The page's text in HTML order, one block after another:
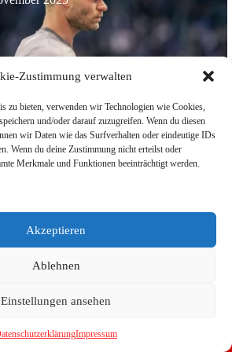
Zustimmung verwalten
zu bieten, verwenden wir Technologien wie Cookies,
und/oder darauf zuzugreifen. Wenn du diesen
wir Daten wie das Surfverhalten oder eindeutige IDs
Wenn du deine Zustimmung nicht erteilst oder
Merkmale und Funktionen beeinträchtigt werden.
Akzeptieren
Ablehnen
Einstellungen ansehen
Impressum